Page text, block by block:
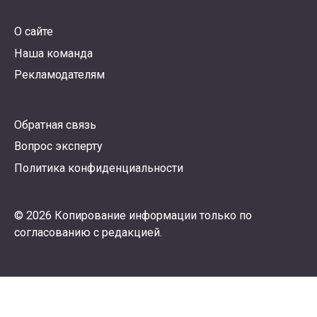
О сайте
Наша команда
Рекламодателям
Обратная связь
Вопрос эксперту
Политика конфиденциальности
© 2026 Копирование информации только по
согласованию с редакцией.